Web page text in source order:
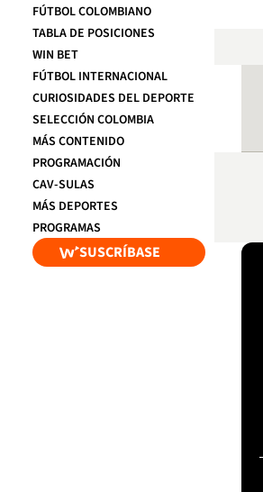
FÚTBOL COLOMBIANO
TABLA DE POSICIONES
WIN BET
FÚTBOL INTERNACIONAL
CURIOSIDADES DEL DEPORTE
SELECCIÓN COLOMBIA
MÁS CONTENIDO
PROGRAMACIÓN
CAV-SULAS
MÁS DEPORTES
PROGRAMAS
SUSCRÍBASE